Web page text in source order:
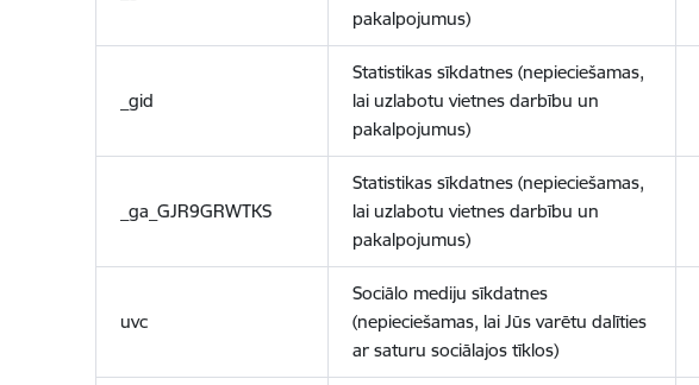
pakalpojumus)
_gid
Statistikas sīkdatnes (nepieciešamas,
lai uzlabotu vietnes darbību un
pakalpojumus)
_ga_GJR9GRWTKS
Statistikas sīkdatnes (nepieciešamas,
lai uzlabotu vietnes darbību un
pakalpojumus)
uvc
Sociālo mediju sīkdatnes
(nepieciešamas, lai Jūs varētu dalīties
ar saturu sociālajos tīklos)